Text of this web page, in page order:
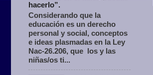
hacerlo”.
Considerando que la
educación es un derecho
personal y social, conceptos
e ideas plasmadas en la Ley
Nac-26.206, que los y las
niñas/os ti...